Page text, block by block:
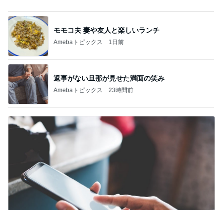
お腹いっぱいになった豪華なつけ麺
Amebaトピックス
次々とお客さんが来ていた人気のお店
Amebaトピックス
ご馳走になった美味しい鰻ランチ
Amebaトピックス 11時間前
台湾で外国人が持つ高いハードル